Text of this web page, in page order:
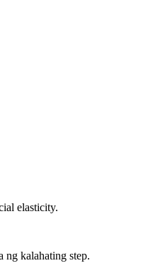
elasticity.
ng kalahating step.